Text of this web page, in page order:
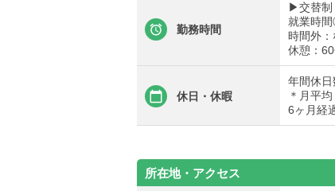
勤務時間
▶交替制
就業時
時間外：
休憩：
休日・休暇
年間休
＊月平
6ヶ月経
所在地・アクセス